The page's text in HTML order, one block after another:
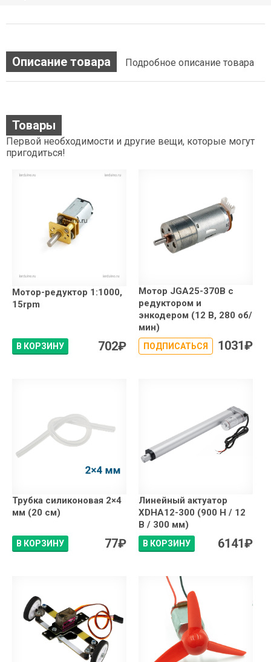
Описание товара Подробное описание товара
Товары
Первой необходимости и другие вещи, которые могут
пригодиться!
Мотор-редуктор 1:1000,
15rpm
В КОРЗИНУ 702₽
Мотор JGA25-370B с
редуктором и
энкодером (12 В, 280 об/
мин)
ПОДПИСАТЬСЯ 1031₽
Трубка силиконовая 2×4
мм (20 см)
В КОРЗИНУ 77₽
Линейный актуатор
XDHA12-300 (900 Н / 12
В / 300 мм)
В КОРЗИНУ 6141₽